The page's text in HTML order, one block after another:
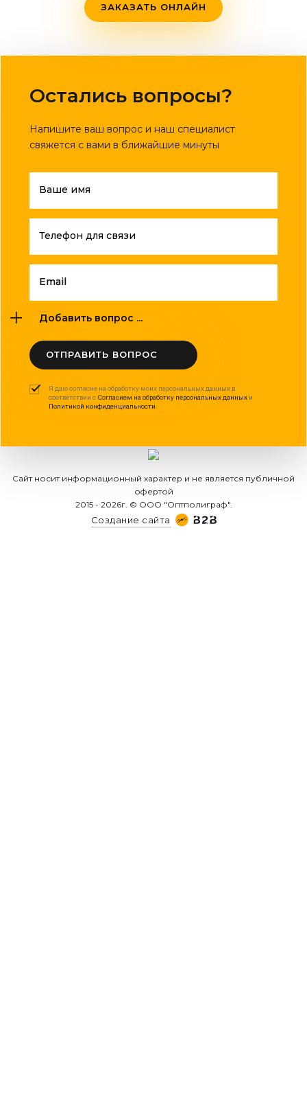
ЗАКАЗАТЬ ОНЛАЙН
Остались вопросы?
Напишите ваш вопрос и наш специалист
свяжется с вами в ближайшие минуты
Ваше имя
Телефон для связи
Email
Добавить вопрос ...
ОТПРАВИТЬ ВОПРОС
Я даю согласие на обработку моих персональных данных в
соответствии с Согласием на обработку персональных данных и
Политикой конфиденциальности
Сайт носит информационный характер и не является публичной
офертой
2015 - 2026г. © ООО "Оптполиграф".
Создание сайта